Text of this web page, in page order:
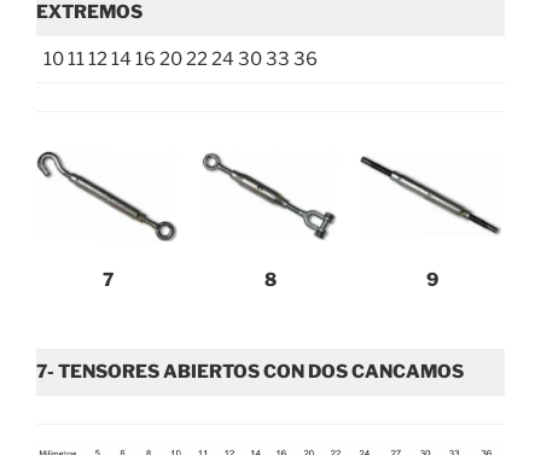
EXTREMOS
10 11 12 14 16 20 22 24 30 33 36
7 8 9
7- TENSORES ABIERTOS CON DOS CANCAMOS